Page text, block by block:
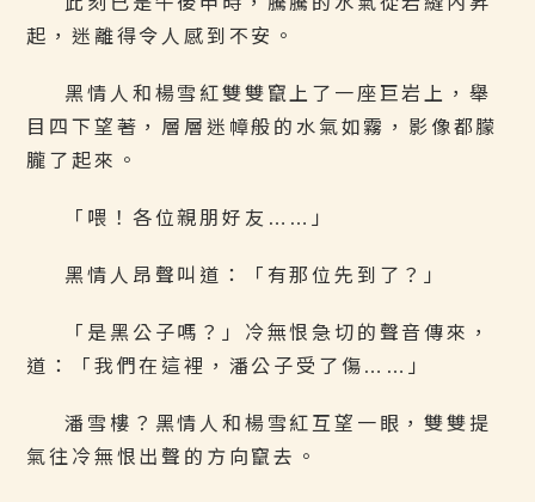
起，迷離得令人感到不安。
黑情人和楊雪紅雙雙竄上了一座巨岩上，舉
目四下望著，層層迷幛般的水氣如霧，影像都朦
朧了起來。
「喂！各位親朋好友……」
黑情人昂聲叫道：「有那位先到了？」
「是黑公子嗎？」冷無恨急切的聲音傳來，
道：「我們在這裡，潘公子受了傷……」
潘雪樓？黑情人和楊雪紅互望一眼，雙雙提
氣往冷無恨出聲的方向竄去。